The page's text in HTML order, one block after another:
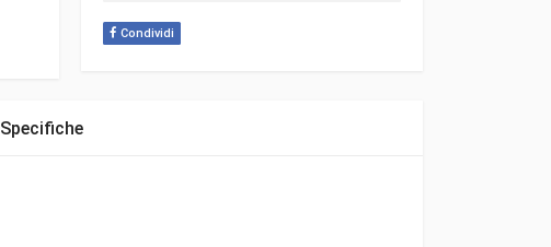
Condividi
Specifiche